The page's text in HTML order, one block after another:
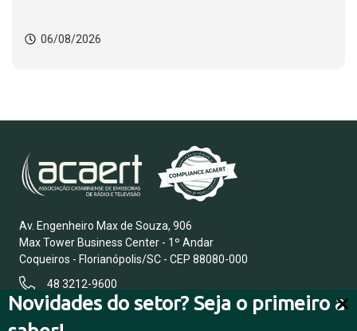
Novidades do setor? Seja o primeiro a
06/08/2026
Av. Engenheiro Max de Souza, 906
Max Tower Business Center - 1º Andar
Coqueiros - Florianópolis/SC - CEP 88080-000
48 3212-9600